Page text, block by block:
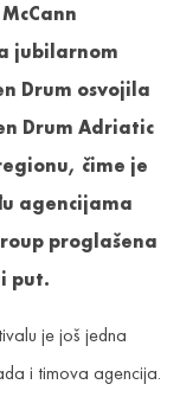
jubilarnom
Drum osvojila
Drum Adriatic
čime je
agencijama
proglašena
put.
je još jedna
i timova agencija.